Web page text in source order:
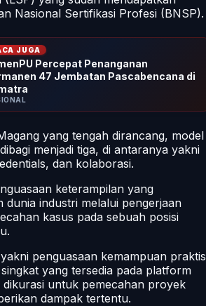
Nasional Sertifikasi Profesi (BNSP).
JUGA
Percepat Penanganan
47 Jembatan Pascabencana di
yang tengah dirancang, model
menjadi tiga, di antaranya yakni
dan kolaborasi.
keterampilan yang
dunia industri melalui pengerjaan
kasus pada sebuah posisi
penguasaan kemampuan praktis
yang tersedia pada platform
untuk pemecahan proyek
dampak tertentu.